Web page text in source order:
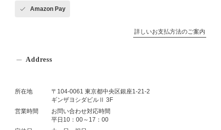
Amazon Pay
詳しいお支払方法のご案内
Address
所在地
〒104-0061 東京都中央区銀座1-21-2
ギンザヨシダビルⅡ 3F
営業時間
お問い合わせ対応時間
平日10：00～17：00